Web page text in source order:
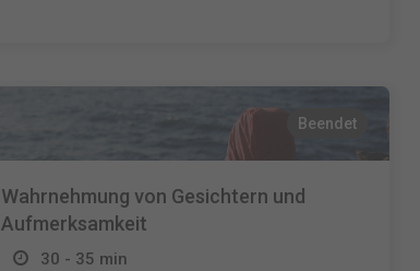
Beendet
Wahrnehmung von Gesichtern und
Aufmerksamkeit
30 - 35 min